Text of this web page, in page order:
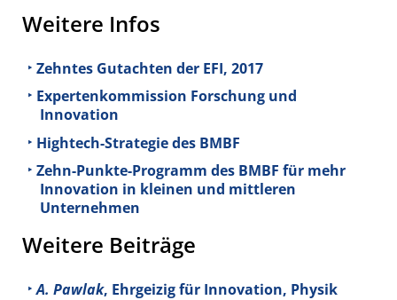
Weitere Infos
Zehntes Gutachten der EFI, 2017
Expertenkommission Forschung und
Innovation
Hightech-Strategie des BMBF
Zehn-Punkte-Programm des BMBF für mehr
Innovation in kleinen und mittleren
Unternehmen
Weitere Beiträge
A. Pawlak, Ehrgeizig für Innovation, Physik